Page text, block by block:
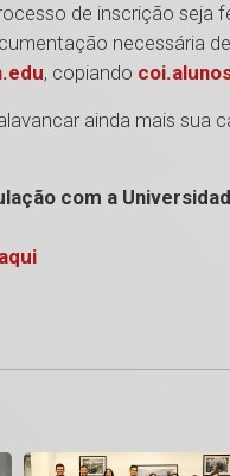
de inscrição seja
necessária
, copiando
ainda mais sua
com a
aqui